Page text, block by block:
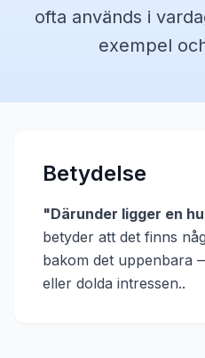
ofta används i
exempel
Betydelse
"Därunder ligger en
betyder att det finns
bakom det uppenbara
eller dolda intressen..